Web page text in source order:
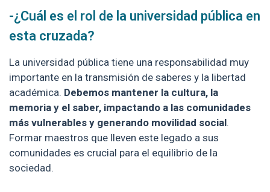
-¿Cuál es el rol de la universidad pública en
esta cruzada?
La universidad pública tiene una responsabilidad muy
importante en la transmisión de saberes y la libertad
académica. Debemos mantener la cultura, la
memoria y el saber, impactando a las comunidades
más vulnerables y generando movilidad social.
Formar maestros que lleven este legado a sus
comunidades es crucial para el equilibrio de la
sociedad.